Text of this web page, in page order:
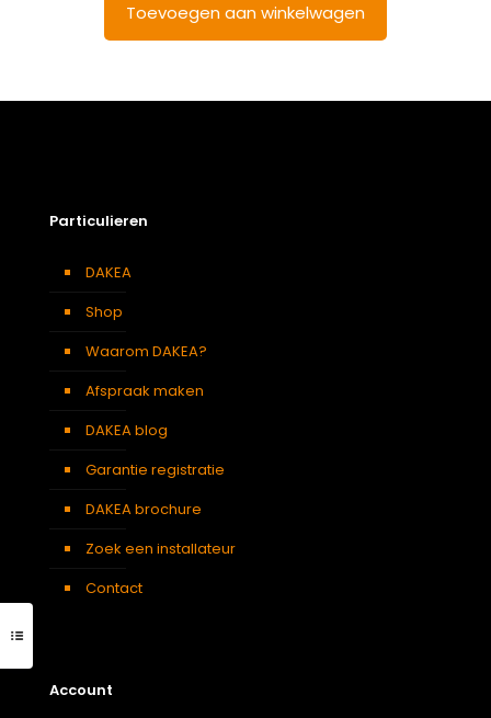
Toevoegen aan winkelwagen
Particulieren
DAKEA
Shop
Waarom DAKEA?
Afspraak maken
DAKEA blog
Garantie registratie
DAKEA brochure
Zoek een installateur
Contact
Account